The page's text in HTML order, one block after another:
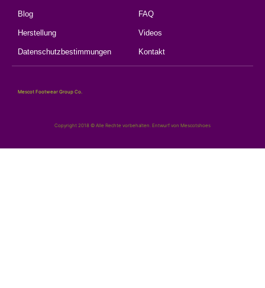
Blog
Herstellung
Datenschutzbestimmungen
FAQ
Videos
Kontakt
Mescot Footwear Group Co.
Copyright 2018 © Alle Rechte vorbehalten. Entwurf von Mescotshoes